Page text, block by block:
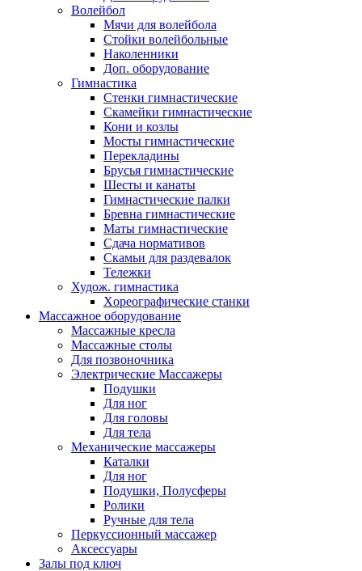
Волейбол
Мячи для волейбола
Стойки волейбольные
Наколенники
Доп. оборудование
Гимнастика
Стенки гимнастические
Скамейки гимнастические
Кони и козлы
Мосты гимнастические
Перекладины
Брусья гимнастические
Шесты и канаты
Гимнастические палки
Бревна гимнастические
Маты гимнастические
Сдача нормативов
Скамьи для раздевалок
Тележки
Худож. гимнастика
Xореографические станки
Массажное оборудование
Массажные кресла
Массажные столы
Для позвоночника
Электрические Массажеры
Подушки
Для ног
Для головы
Для тела
Механические массажеры
Каталки
Для ног
Подушки, Полусферы
Ролики
Ручные для тела
Перкуссионный массажер
Аксессуары
Залы под ключ